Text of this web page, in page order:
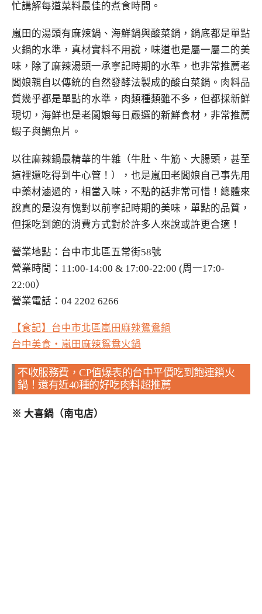
忙講解每道菜料最佳的煮食時間。
嵐田的湯頭有麻辣鍋、海鮮鍋與酸菜鍋，鍋底都是單點
火鍋的水準，真材實料不用說，味道也是屬一屬二的美
味，除了麻辣湯頭一承寧記時期的水準，也非常推薦老
闆娘親自以傳統的自然發酵法製成的酸白菜鍋。肉料品
質幾乎都是單點的水準，肉類種類雖不多，但都採新鮮
現切，海鮮也是老闆娘每日嚴選的新鮮食材，非常推薦
蝦子與鯛魚片。
以往麻辣鍋最精華的牛雜（牛肚、牛筋、大腸頭，甚至
這裡還吃得到牛心管！），也是嵐田老闆娘自己事先用
中藥材滷過的，相當入味，不點的話非常可惜！總體來
說真的是沒有愧對以前寧記時期的美味，單點的品質，
但採吃到飽的消費方式對於許多人來說或許更合適！
營業地點：台中市北區五常街58號
營業時間：11:00-14:00 & 17:00-22:00 (周一17:0-
22:00）
營業電話：04 2202 6266
【食記】台中市北區嵐田麻辣鴛鴦鍋
台中美食‧嵐田麻辣鴛鴦火鍋
不收服務費，CP值爆表的台中平價吃到飽連鎖火
鍋！還有近40種的好吃肉料超推薦
※ 大喜鍋（南屯店）